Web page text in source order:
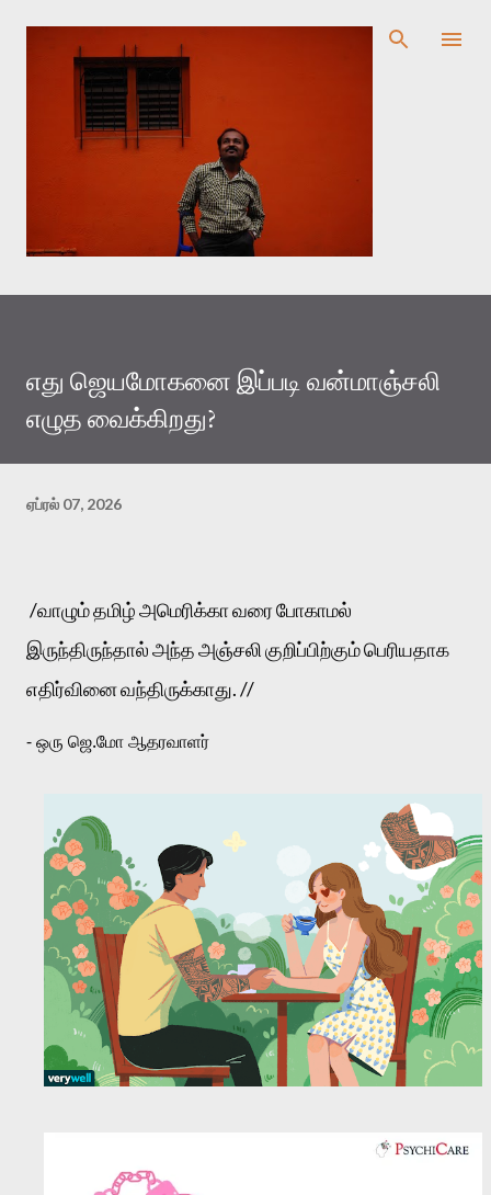
முதன்மை உள்ளடக்கத்திற்குச் செல்
எது ஜெயமோகனை இப்படி வன்மாஞ்சலி
எழுத வைக்கிறது?
ஏப்ரல் 07, 2026
/வாழும் தமிழ் அமெரிக்கா வரை போகாமல்
இருந்திருந்தால் அந்த அஞ்சலி குறிப்பிற்கும் பெரியதாக
எதிர்வினை வந்திருக்காது. //
- ஒரு ஜெ.மோ ஆதரவாளர்